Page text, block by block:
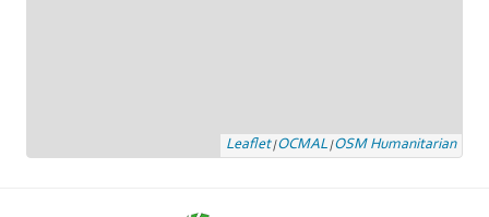
Leaflet|OCMAL|OSM Humanitarian